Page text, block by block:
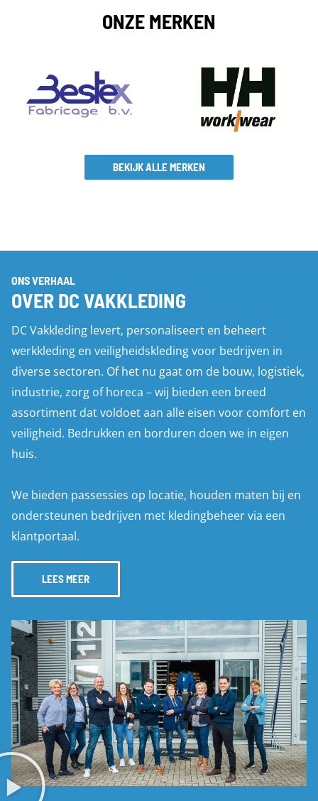
ONZE MERKEN
BEKIJK ALLE MERKEN
ONS VERHAAL
OVER DC VAKKLEDING
DC Vakkleding levert, personaliseert en beheert
werkkleding en veiligheidskleding voor bedrijven in
diverse sectoren. Of het nu gaat om de bouw, logistiek,
industrie, zorg of horeca – wij bieden een breed
assortiment dat voldoet aan alle eisen voor comfort en
veiligheid. Bedrukken en borduren doen we in eigen
huis.
We bieden passessies op locatie, houden maten bij en
ondersteunen bedrijven met kledingbeheer via een
klantportaal.
LEES MEER